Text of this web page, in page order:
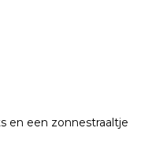
en een zonnestraaltje